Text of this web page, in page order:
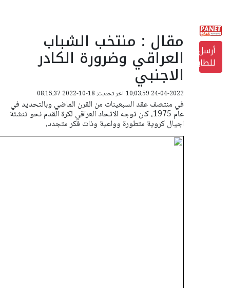
أرسل
للطابعة
مقال : منتخب الشباب
العراقي وضرورة الكادر
الاجنبي
24-04-2022 10:03:59 اخر تحديث: 18-10-2022 08:15:37
في منتصف عقد السبعينات من القرن الماضي وبالتحديد في
عام 1975، كان توجه الاتحاد العراقي لكرة القدم نحو تنشئة
اجيال كروية متطورة وواعية وذات فكر متجدد،